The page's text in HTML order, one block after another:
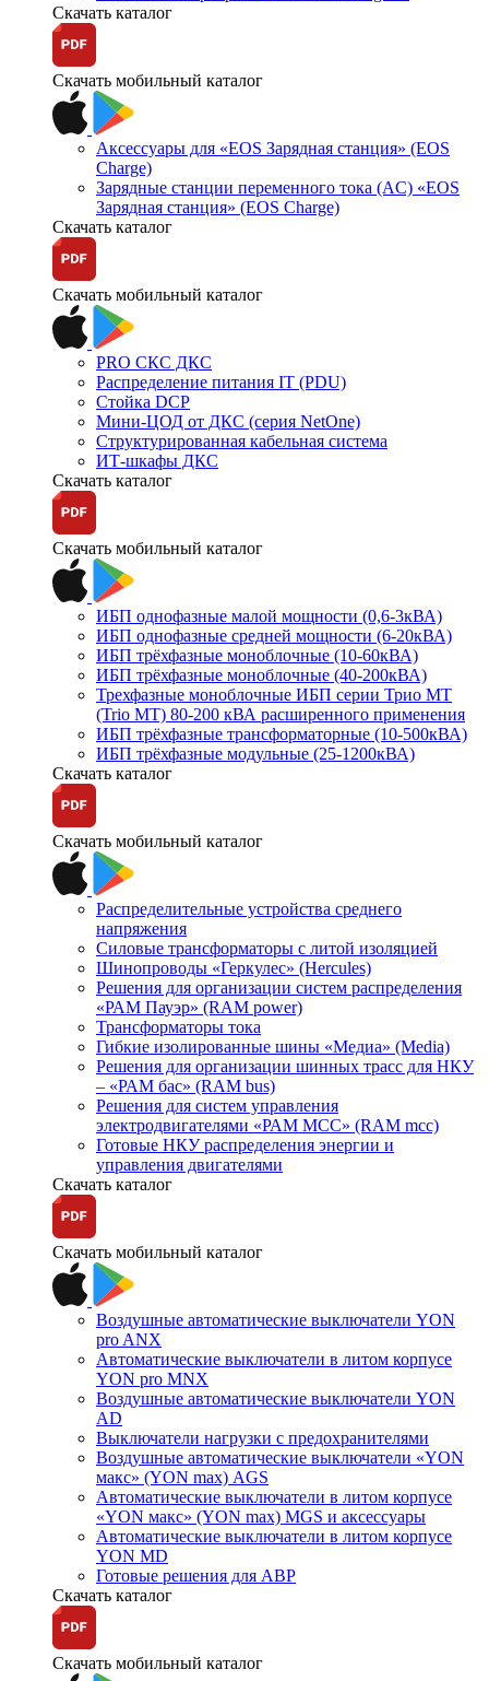
Скачать каталог
Скачать мобильный каталог
Аксессуары для «EOS Зарядная станция» (EOS
Charge)
Зарядные станции переменного тока (AC) «EOS
Зарядная станция» (EOS Charge)
Скачать каталог
Скачать мобильный каталог
PRO СКС ДКС
Распределение питания IT (PDU)
Стойка DCP
Мини-ЦОД от ДКС (серия NetOne)
Структурированная кабельная система
ИТ-шкафы ДКС
Скачать каталог
Скачать мобильный каталог
ИБП однофазные малой мощности (0,6-3кВА)
ИБП однофазные средней мощности (6-20кВА)
ИБП трёхфазные моноблочные (10-60кВА)
ИБП трёхфазные моноблочные (40-200кВА)
Трехфазные моноблочные ИБП серии Трио МТ
(Trio MT) 80-200 кВА расширенного применения
ИБП трёхфазные трансформаторные (10-500кВА)
ИБП трёхфазные модульные (25-1200кВА)
Скачать каталог
Скачать мобильный каталог
Распределительные устройства среднего
напряжения
Силовые трансформаторы с литой изоляцией
Шинопроводы «Геркулес» (Hercules)
Решения для организации систем распределения
«РАМ Пауэр» (RAM power)
Трансформаторы тока
Гибкие изолированные шины «Медиа» (Media)
Решения для организации шинных трасс для НКУ
– «РАМ бас» (RAM bus)
Решения для систем управления
электродвигателями «РАМ МСС» (RAM mcc)
Готовые НКУ распределения энергии и
управления двигателями
Скачать каталог
Скачать мобильный каталог
Воздушные автоматические выключатели YON
pro ANX
Автоматические выключатели в литом корпусе
YON pro MNX
Воздушные автоматические выключатели YON
AD
Выключатели нагрузки с предохранителями
Воздушные автоматические выключатели «YON
макс» (YON max) AGS
Автоматические выключатели в литом корпусе
«YON макс» (YON max) MGS и аксессуары
Автоматические выключатели в литом корпусе
YON MD
Готовые решения для АВР
Скачать каталог
Скачать мобильный каталог